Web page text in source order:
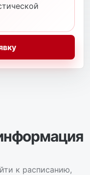
к расписанию,